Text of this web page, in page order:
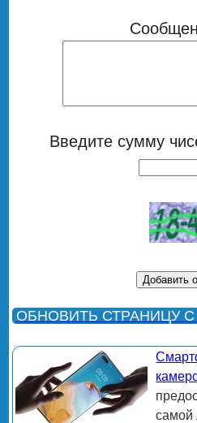
Введите сумму
ОБНОВИТЬ СТРАНИЦУ
самой